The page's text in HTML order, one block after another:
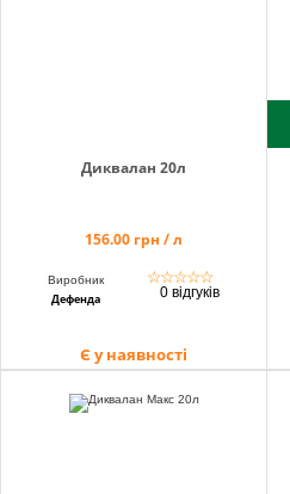
Диквалан 20л
156.00 грн / л
Виробник
Дефенда
☆☆☆☆☆
0 відгуків
Є у наявності